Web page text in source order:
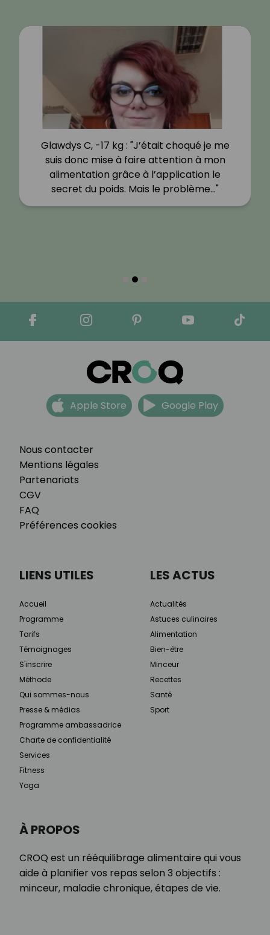
Glawdys C, -17 kg : "J’était choqué je me
suis donc mise à faire attention à mon
alimentation grâce à l’application le
secret du poids. Mais le problème…"
Nous contacter
Mentions légales
Partenariats
CGV
FAQ
Préférences cookies
Apple Store Google Play
À PROPOS
CROQ est un rééquilibrage alimentaire qui vous
aide à planifier vos repas selon 3 objectifs :
minceur, maladie chronique, étapes de vie.
LIENS UTILES
Accueil
Programme
Tarifs
Témoignages
S'inscrire
Méthode
Qui sommes-nous
Presse & médias
Programme ambassadrice
Charte de confidentialité
Services
Fitness
Yoga
LES ACTUS
Actualités
Astuces culinaires
Alimentation
Bien-être
Minceur
Recettes
Santé
Sport